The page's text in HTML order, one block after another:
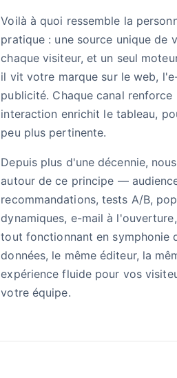
Voilà à quoi ressemble la
pratique : une source unique de
chaque visiteur, et un seul
il vit votre marque sur le web,
publicité. Chaque canal renforce
interaction enrichit le tableau,
peu plus pertinente.
Depuis plus d'une décennie,
autour de ce principe —
recommandations, tests A/B,
dynamiques, e-mail à
tout fonctionnant en symphonie
données, le même éditeur, la
expérience fluide pour vos
votre équipe.